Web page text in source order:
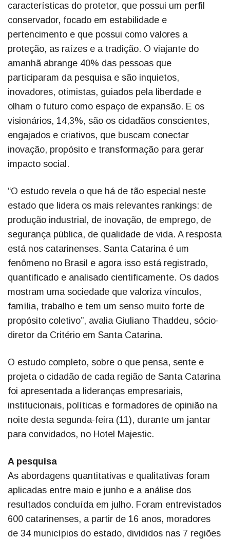
características do protetor, que possui um perfil
conservador, focado em estabilidade e
pertencimento e que possui como valores a
proteção, as raízes e a tradição. O viajante do
amanhã abrange 40% das pessoas que
participaram da pesquisa e são inquietos,
inovadores, otimistas, guiados pela liberdade e
olham o futuro como espaço de expansão. E os
visionários, 14,3%, são os cidadãos conscientes,
engajados e criativos, que buscam conectar
inovação, propósito e transformação para gerar
impacto social.
“O estudo revela o que há de tão especial neste
estado que lidera os mais relevantes rankings: de
produção industrial, de inovação, de emprego, de
segurança pública, de qualidade de vida. A resposta
está nos catarinenses. Santa Catarina é um
fenômeno no Brasil e agora isso está registrado,
quantificado e analisado cientificamente. Os dados
mostram uma sociedade que valoriza vínculos,
família, trabalho e tem um senso muito forte de
propósito coletivo”, avalia Giuliano Thaddeu, sócio-
diretor da Critério em Santa Catarina.
O estudo completo, sobre o que pensa, sente e
projeta o cidadão de cada região de Santa Catarina
foi apresentada a lideranças empresariais,
institucionais, políticas e formadores de opinião na
noite desta segunda-feira (11), durante um jantar
para convidados, no Hotel Majestic.
A pesquisa
As abordagens quantitativas e qualitativas foram
aplicadas entre maio e junho e a análise dos
resultados concluída em julho. Foram entrevistados
600 catarinenses, a partir de 16 anos, moradores
de 34 municípios do estado, divididos nas 7 regiões